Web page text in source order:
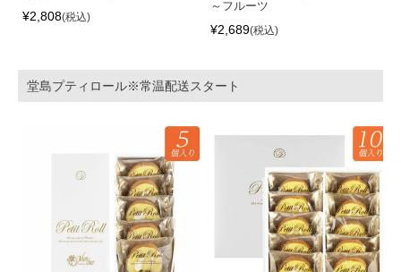
¥2,808 税込
～フルーツ
¥2,689 税込
堂島プティロール※常温配送スタート